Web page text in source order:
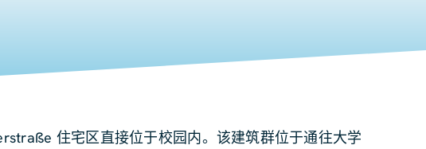
住宅区直接位于校园内。该建筑群位于通往大学